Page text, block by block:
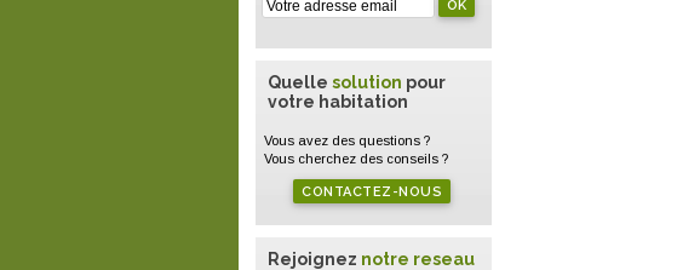
Quelle solution pour
votre habitation
Vous avez des questions ?
Vous cherchez des conseils ?
CONTACTEZ-NOUS
Rejoignez notre reseau